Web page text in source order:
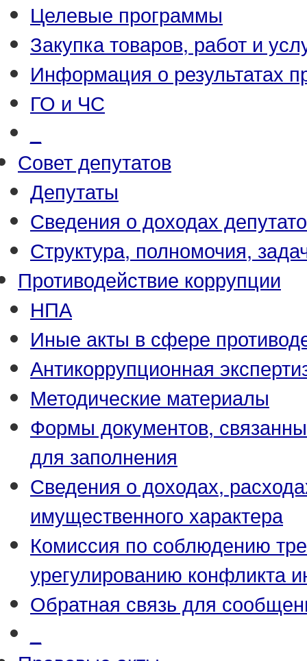
Целевые программы
Закупка товаров, работ и
Информация о результатах
ГО и ЧС
Совет депутатов
Депутаты
Сведения о доходах
Структура, полномочия,
Противодействие коррупции
НПА
Иные акты в сфере
Антикоррупционная
Методические материалы
Формы документов,
для заполнения
Сведения о доходах,
имущественного характера
Комиссия по соблюдению
урегулированию конфликта
Обратная связь для